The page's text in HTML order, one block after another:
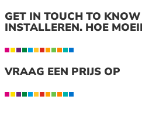
GET IN TOUCH TO
INSTALLEREN. HOE
VRAAG EEN PRIJS OP